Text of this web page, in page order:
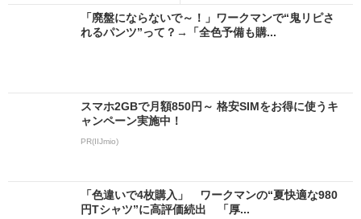
「廃盤にならないで～！」ワークマンで“鬼リピさ
れるパンツ”って？→「全色予備も購...
スマホ2GBで月額850円～ 格安SIMをお得に使うキ
ャンペーン実施中！
PR(IIJmio)
「色違いで4枚購入」 ワークマンの“夏快適な980
円Tシャツ”に高評価続出 「厚...